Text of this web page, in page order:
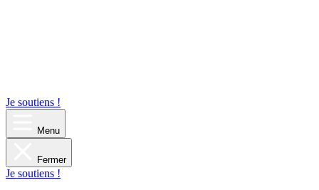
Je soutiens !
Menu
Fermer
Je soutiens !